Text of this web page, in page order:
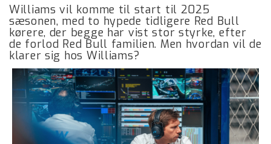
Williams vil komme til start til 2025
sæsonen, med to hypede tidligere Red Bull
kørere, der begge har vist stor styrke, efter
de forlod Red Bull familien. Men hvordan vil de
klarer sig hos Williams?